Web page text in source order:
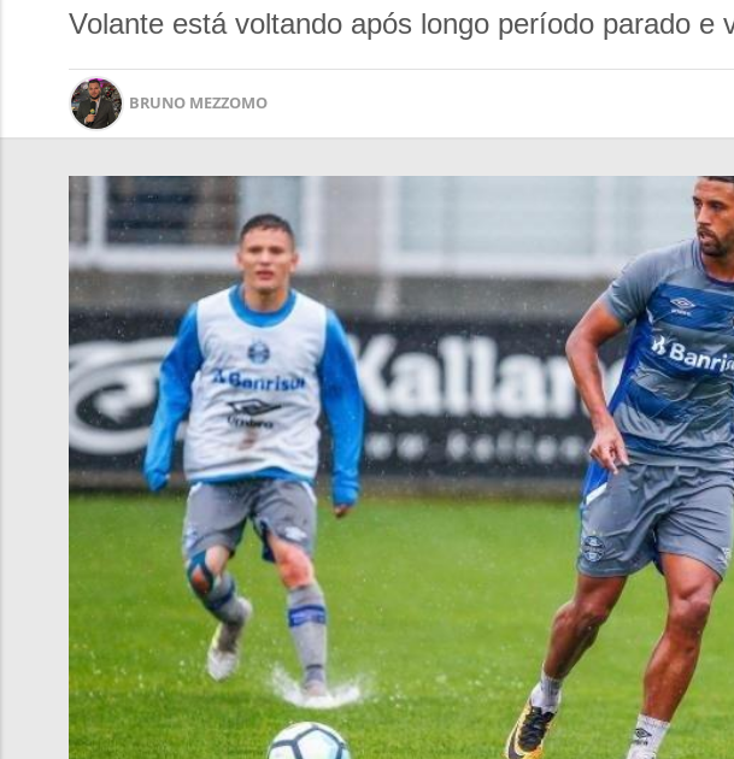
Volante está voltando após longo período parado e
BRUNO MEZZOMO